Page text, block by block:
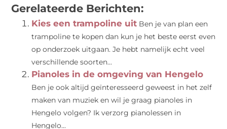
Gerelateerde Berichten:
Kies een trampoline uit Ben je van plan een
trampoline te kopen dan kun je het beste eerst even
op onderzoek uitgaan. Je hebt namelijk echt veel
verschillende soorten...
Pianoles in de omgeving van Hengelo
Ben je ook altijd geïnteresseerd geweest in het zelf
maken van muziek en wil je graag pianoles in
Hengelo volgen? Ik verzorg pianolessen in
Hengelo...